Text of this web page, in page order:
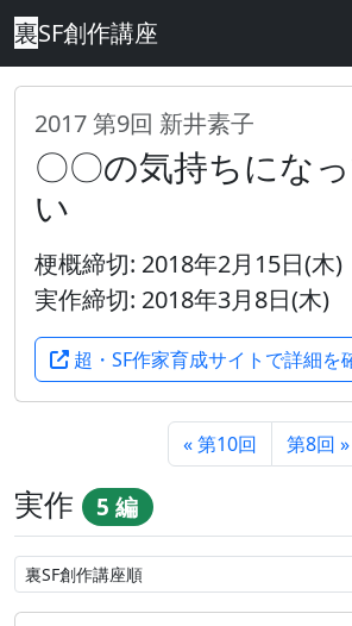
裏SF創作講座
2017 第9回 新井素子
〇〇の気持ちにな
い
梗概締切: 2018年2月15日(木)
実作締切: 2018年3月8日(木)
超・SF作家育成サイトで詳細を
« 第10回 第8回 »
実作 5 編